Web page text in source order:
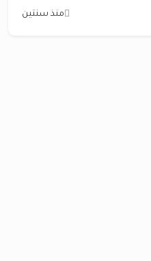
منذ سنتين